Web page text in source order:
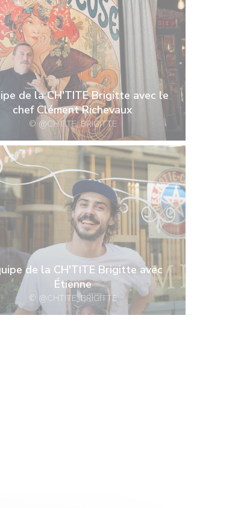
de la CH'TITE Brigitte avec le
chef Clément Richevaux
© @CHTITE_BRIGITTE
de la CH'TITE Brigitte avec
Étienne
© @CHTITE_BRIGITTE